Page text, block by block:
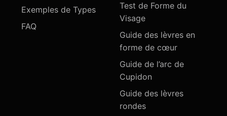
Exemples de Types
FAQ
Test de Forme du
Visage
Guide des lèvres en
forme de cœur
Guide de l’arc de
Cupidon
Guide des lèvres
rondes